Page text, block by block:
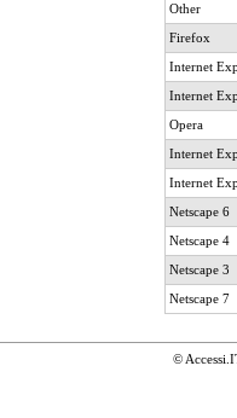
Other
Firefox
Internet
Internet
Opera
Internet
Internet
Netscape 6
Netscape 4
Netscape 3
Netscape 7
©